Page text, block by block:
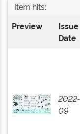
Item hits:
Preview
Issue
Date
2022-
09